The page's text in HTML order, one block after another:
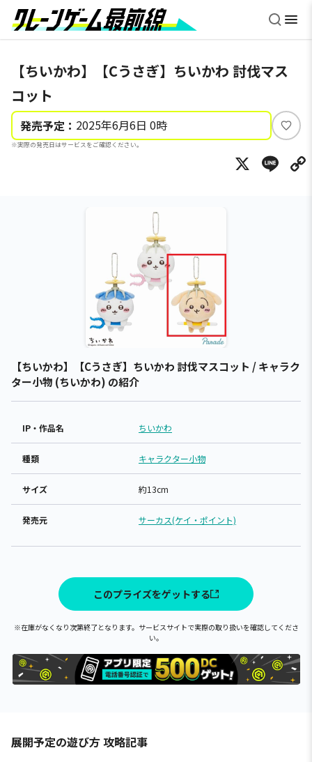
【ちいかわ】【Cうさぎ】ちいかわ 討伐マス
コット
発売予定： 2025年6月6日 0時
※実際の発売日はサービスをご確認ください。
い
ね
X
【ちいかわ】【Cうさぎ】ちいかわ 討伐マスコット / キャラク
ター小物 (ちいかわ) の紹介
IP・作品名 ちいかわ
種類 キャラクター小物
サイズ 約13cm
発売元 サーカス(ケイ・ポイント)
このプライズをゲットする
※在庫がなくなり次第終了となります。サービスサイトで実際の取り扱いを確認してくださ
い。
展開予定の遊び方 攻略記事